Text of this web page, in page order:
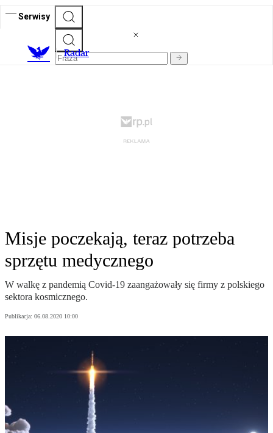
Serwisy
Radar
Misje poczekają, teraz potrzeba
sprzętu medycznego
W walkę z pandemią Covid-19 zaangażowały się firmy z polskiego
sektora kosmicznego.
Publikacja: 06.08.2020 10:00